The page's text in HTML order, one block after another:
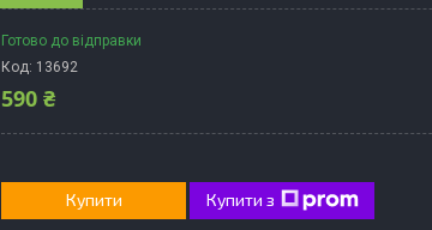
Готово до відправки
Код: 13692
590 ₴
Купити Купити з